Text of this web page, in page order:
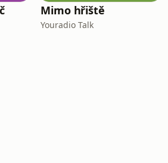
Mimo hřiště
Youradio Talk